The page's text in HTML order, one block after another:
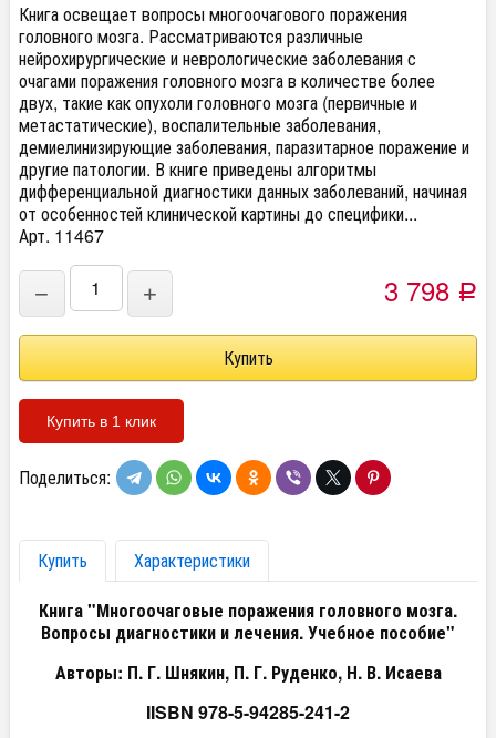
Книга освещает вопросы многоочагового поражения
головного мозга. Рассматриваются различные
нейрохирургические и неврологические заболевания с
очагами поражения головного мозга в количестве более
двух, такие как опухоли головного мозга (первичные и
метастатические), воспалительные заболевания,
демиелинизирующие заболевания, паразитарное поражение и
другие патологии. В книге приведены алгоритмы
дифференциальной диагностики данных заболеваний, начиная
от особенностей клинической картины до специфики...
Арт. 11467
− + 3 798 Р
Купить в 1 клик
Поделиться:
Купить
Характеристики
Книга "Многоочаговые поражения головного мозга.
Вопросы диагностики и лечения. Учебное пособие"
Авторы: П. Г. Шнякин, П. Г. Руденко, Н. В. Исаева
IISBN 978-5-94285-241-2